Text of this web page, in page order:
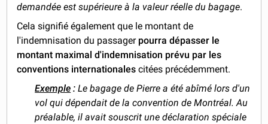
demandée est supérieure à la valeur réelle du bagage.
Cela signifié également que le montant de
l'indemnisation du passagerpourra dépasser le
montant maximal d'indemnisation prévu par les
conventions internationales citées précédemment.
Exemple : Le bagage de Pierre a été abîmé lors d'un
vol qui dépendait de la convention de Montréal. Au
préalable, il avait souscrit une déclaration spéciale